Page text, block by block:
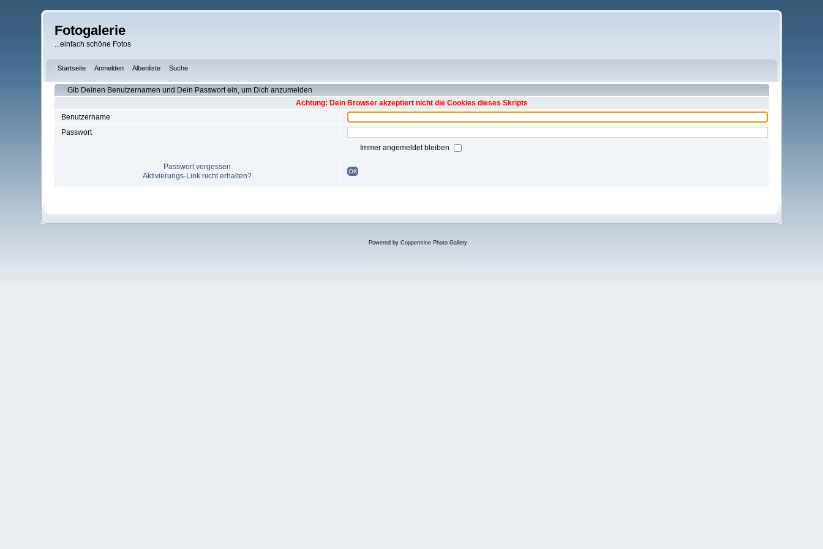
Fotogalerie
...einfach schöne Fotos
Startseite Anmelden Albenliste Suche
Gib Deinen Benutzernamen und Dein Passwort ein, um Dich anzumelden
Achtung: Dein Browser akzeptiert nicht die Cookies dieses Skripts
Benutzername
Passwort
Immer angemeldet bleiben
Passwort vergessen
Aktivierungs-Link nicht erhalten?
OK
Powered by Coppermine Photo Gallery